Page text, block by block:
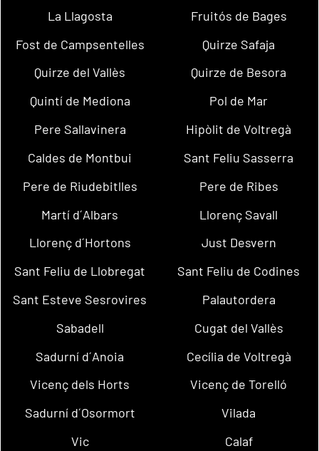
La Llagosta
Fruitós de Bages
Fost de Campsentelles
Quirze Safaja
Quirze del Vallès
Quirze de Besora
Quintí de Mediona
Pol de Mar
Pere Sallavinera
Hipòlit de Voltregà
Caldes de Montbui
Sant Feliu Sasserra
Pere de Riudebitlles
Pere de Ribes
Martí d´Albars
Llorenç Savall
Llorenç d´Hortons
Just Desvern
Sant Feliu de Llobregat
Sant Feliu de Codines
Sant Esteve Sesrovires
Palautordera
Sabadell
Cugat del Vallès
Sadurní d´Anoia
Cecília de Voltregà
Vicenç dels Horts
Vicenç de Torelló
Sadurní d´Osormort
Vilada
Vic
Calaf